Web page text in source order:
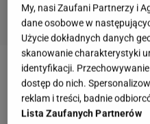
Zobacz wideoMinipączki
homogenizowanym
My, nasi Zaufani Partnerzy i
dane osobowe w
Użycie dokładnych danych
skanowanie charakterystyki
identyfikacji.
dostęp do nich.
reklam i treści, badnie
Lista Zaufanych Partnerów